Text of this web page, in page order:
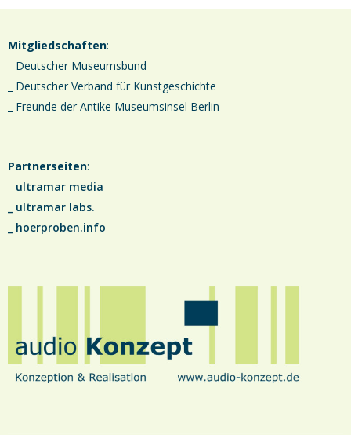
Mitgliedschaften:
_ Deutscher Museumsbund
_ Deutscher Verband für Kunstgeschichte
_ Freunde der Antike Museumsinsel Berlin
Partnerseiten:
ultramar media
ultramar labs.
hoerproben.info